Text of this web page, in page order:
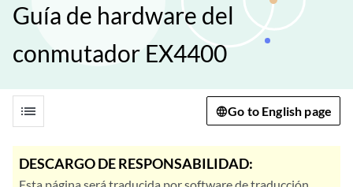
Guía de hardware del
conmutador EX4400
list Go to English page
DESCARGO DE RESPONSABILIDAD: